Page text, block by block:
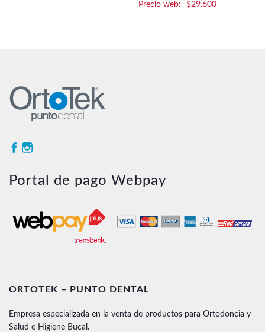
$29.600
Portal de pago Webpay
ORTOTEK – PUNTO DENTAL
Empresa especializada en la venta de productos para Ortodoncia y
Salud e Higiene Bucal.